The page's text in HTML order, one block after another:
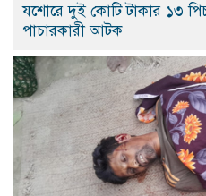
যশোরে দুই কোটি টাকার ১৩
পাচারকারী আটক